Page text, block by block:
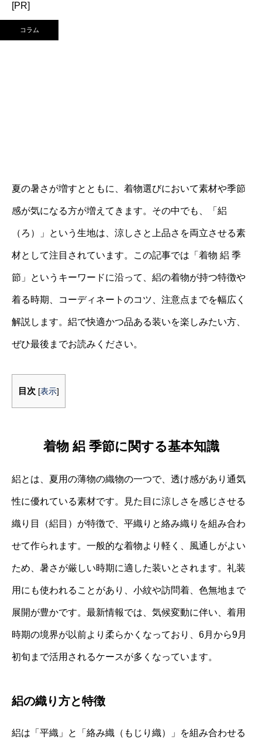
[PR]
コラム
夏の暑さが増すとともに、着物選びにおいて素材や季節
感が気になる方が増えてきます。その中でも、「絽
（ろ）」という生地は、涼しさと上品さを両立させる素
材として注目されています。この記事では「着物 絽 季
節」というキーワードに沿って、絽の着物が持つ特徴や
着る時期、コーディネートのコツ、注意点までを幅広く
解説します。絽で快適かつ品ある装いを楽しみたい方、
ぜひ最後までお読みください。
目次 [表示]
着物 絽 季節に関する基本知識
絽とは、夏用の薄物の織物の一つで、透け感があり通気
性に優れている素材です。見た目に涼しさを感じさせる
織り目（絽目）が特徴で、平織りと絡み織りを組み合わ
せて作られます。一般的な着物より軽く、風通しがよい
ため、暑さが厳しい時期に適した装いとされます。礼装
用にも使われることがあり、小紋や訪問着、色無地まで
展開が豊かです。最新情報では、気候変動に伴い、着用
時期の境界が以前より柔らかくなっており、6月から9月
初旬まで活用されるケースが多くなっています。
絽の織り方と特徴
絽は「平織」と「絡み織（もじり織）」を組み合わせる